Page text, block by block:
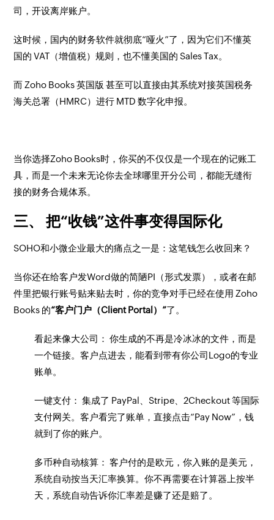
司，开设离岸账户。
这时候，国内的财务软件就彻底“哑火”了，因为它们不懂英
国的 VAT（增值税）规则，也不懂美国的 Sales Tax。
而 Zoho Books 英国版 甚至可以直接由其系统对接英国税务
海关总署（HMRC）进行 MTD 数字化申报。
当你选择Zoho Books时，你买的不仅仅是一个现在的记账工
具，而是一个未来无论你去全球哪里开分公司，都能无缝衔
接的财务合规体系。
三、 把“收钱”这件事变得国际化
SOHO和小微企业最大的痛点之一是：这笔钱怎么收回来？
当你还在给客户发Word做的简陋PI（形式发票），或者在邮
件里把银行账号贴来贴去时，你的竞争对手已经在使用 Zoho
Books 的“客户门户（Client Portal）”了。
看起来像大公司： 你生成的不再是冷冰冰的文件，而是
一个链接。客户点进去，能看到带有你公司Logo的专业
账单。
一键支付： 集成了 PayPal、Stripe、2Checkout 等国际
支付网关。客户看完了账单，直接点击“Pay Now”，钱
就到了你的账户。
多币种自动核算： 客户付的是欧元，你入账的是美元，
系统自动按当天汇率换算。你不再需要在计算器上按半
天，系统自动告诉你汇率差是赚了还是赔了。